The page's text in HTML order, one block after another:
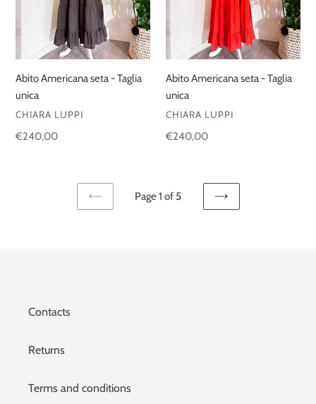
Abito Americana seta - Taglia
unica
VENDOR
CHIARA LUPPI
Regular
€240,00
Abito Americana seta - Taglia
unica
VENDOR
CHIARA LUPPI
Regular
€240,00
PREVIOUS
Page 1 of 5
NEXT
Contacts
Returns
Terms and conditions